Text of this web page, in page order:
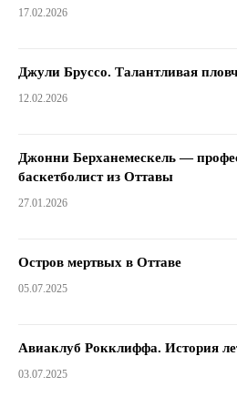
17.02.2026
Джули Бруссо. Талантливая
12.02.2026
Джонни Берханемескель —
баскетболист из Оттавы
27.01.2026
Остров мертвых в Оттаве
05.07.2025
Авиаклуб Рокклиффа. История
03.07.2025